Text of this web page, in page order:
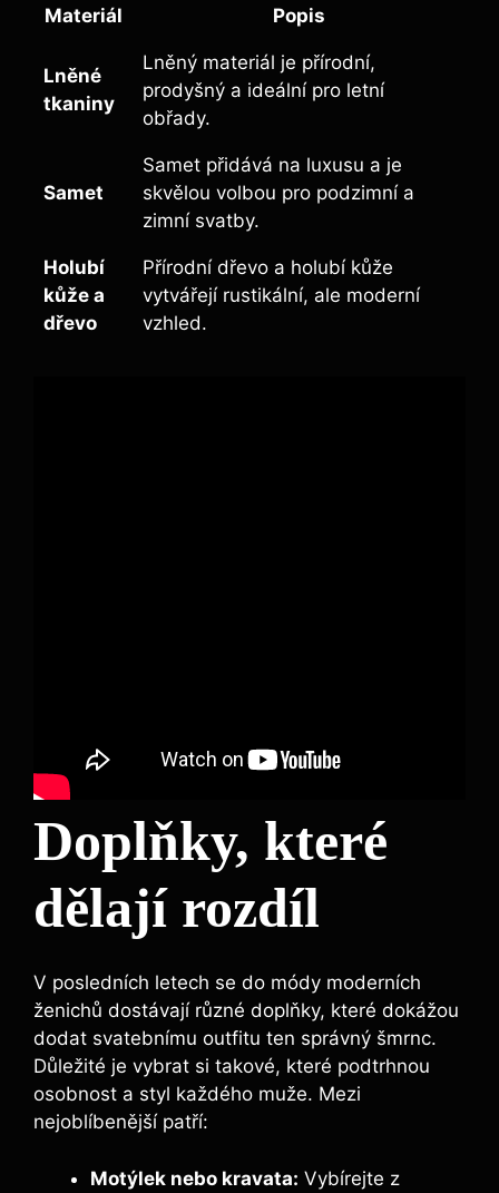
Materiál Popis
Lněné
tkaniny
Lněný materiál je přírodní,
prodyšný a ideální pro letní
obřady.
Samet
Samet přidává na luxusu a je
skvělou volbou pro podzimní a
zimní svatby.
Holubí
kůže a
dřevo
Přírodní dřevo a holubí kůže
vytvářejí rustikální, ale moderní
vzhled.
Doplňky, které
dělají rozdíl
V posledních letech se do módy moderních
ženichů dostávají různé doplňky, které dokážou
dodat svatebnímu outfitu ten správný šmrnc.
Důležité je vybrat si takové, které podtrhnou
osobnost a styl každého muže. Mezi
nejoblíbenější patří:
Motýlek nebo kravata: Vybírejte z